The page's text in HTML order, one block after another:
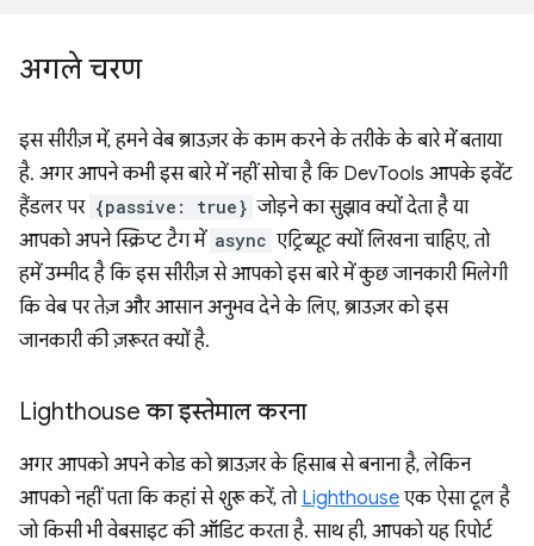
अगले चरण
इस सीरीज़ में, हमने वेब ब्राउज़र के काम करने के तरीके के बारे में बताया
है. अगर आपने कभी इस बारे में नहीं सोचा है कि DevTools आपके इवेंट
हैंडलर पर {passive: true} जोड़ने का सुझाव क्यों देता है या
आपको अपने स्क्रिप्ट टैग में async एट्रिब्यूट क्यों लिखना चाहिए, तो
हमें उम्मीद है कि इस सीरीज़ से आपको इस बारे में कुछ जानकारी मिलेगी
कि वेब पर तेज़ और आसान अनुभव देने के लिए, ब्राउज़र को इस
जानकारी की ज़रूरत क्यों है.
Lighthouse का इस्तेमाल करना
अगर आपको अपने कोड को ब्राउज़र के हिसाब से बनाना है, लेकिन
आपको नहीं पता कि कहां से शुरू करें, तो Lighthouse एक ऐसा टूल है
जो किसी भी वेबसाइट की ऑडिट करता है. साथ ही, आपको यह रिपोर्ट